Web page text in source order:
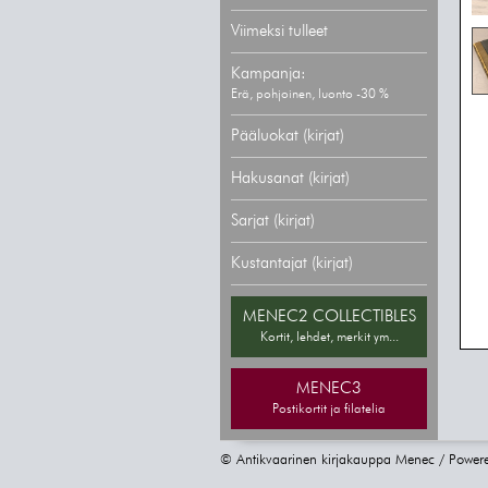
Viimeksi tulleet
Kampanja:
Erä, pohjoinen, luonto -30 %
Pääluokat (kirjat)
Hakusanat (kirjat)
Sarjat (kirjat)
Kustantajat (kirjat)
MENEC2 COLLECTIBLES
Kortit, lehdet, merkit ym...
MENEC3
Postikortit ja filatelia
© Antikvaarinen kirjakauppa Menec /